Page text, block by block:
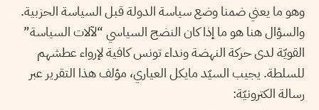
وهو ما يعني ضمنا وضع سياسة الدولة قبل السياسة الحزبية.
والسؤال هنا هو ما إذا كان النضج السياسي “لآلات السياسة”
القويّة لدى حركة النهضة ونداء تونس كافية لإرواء عطشهم
للسلطة. يجيب السيّد مايكل العياري، مؤلف هذا التقرير عبر
رسالة الكترونيّة: